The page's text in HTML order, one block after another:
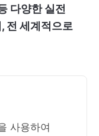
다양한 실전
전 세계적으로
사용하여